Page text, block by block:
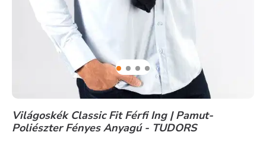
Világoskék Classic Fit Férfi Ing | Pamut-
Poliészter Fényes Anyagú - TUDORS